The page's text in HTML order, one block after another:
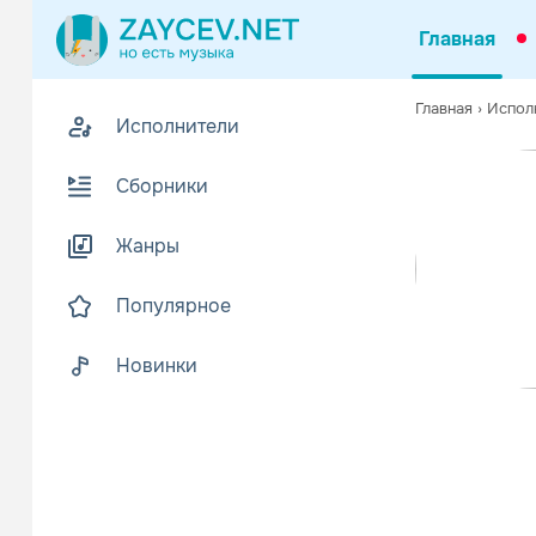
Главная
Исполнители
Сборники
Жанры
Популярное
Новинки
Главная ›
Адам